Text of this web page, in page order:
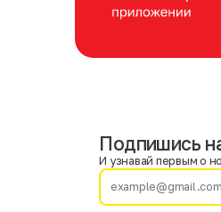
Подпишись
И узнавай первым о